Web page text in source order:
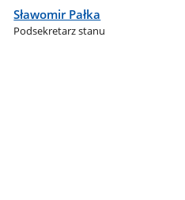
Sławomir Pałka
Podsekretarz stanu